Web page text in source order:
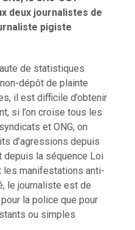
deux journalistes de
pigiste
de statistiques
dépôt de plainte
il est difficile d’obtenir
si l’on croise tous les
et ONG, on
d’agressions depuis
la séquence Loi
les manifestations anti-
le journaliste est de
la police que pour
ou simples